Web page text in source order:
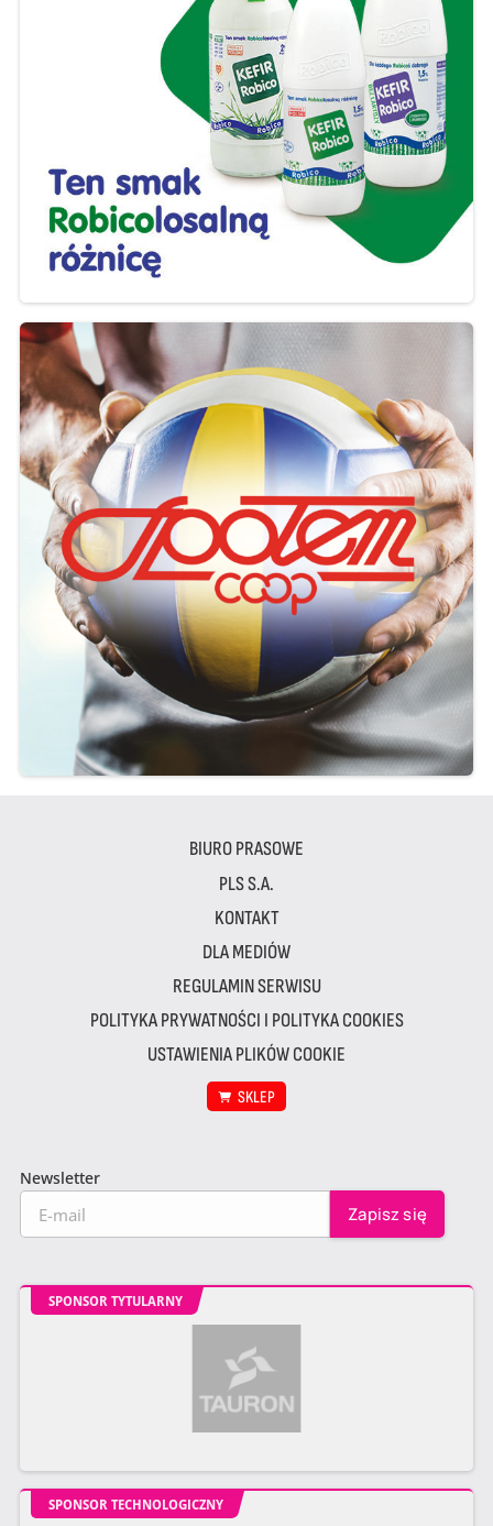
BIURO PRASOWE
PLS S.A.
KONTAKT
DLA MEDIÓW
REGULAMIN SERWISU
POLITYKA PRYWATNOŚCI I POLITYKA COOKIES
USTAWIENIA PLIKÓW COOKIE
SKLEP
Newsletter
SPONSOR TYTULARNY
SPONSOR TECHNOLOGICZNY